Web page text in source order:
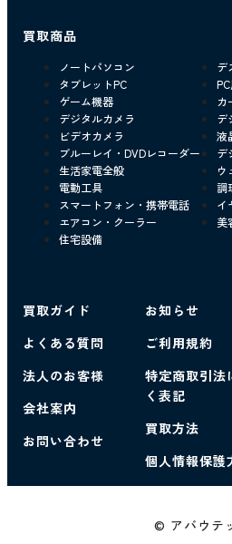
買取商品
ノートパソコン
デ
タブレットPC
ゲーム機器
カ
デジタルカメラ
デ
ビデオカメラ
液
ブルーレイ・DVDレコーダー
デ
生活家電全般
ウ
電動工具
調
スマートフォン・携帯電話
イ
エアコン・クーラー
美
住宅設備
買取ガイド
よくある質問
法人のお客様
会社案内
お問い合わせ
お知らせ
ご利用規約
特定商取引法
く表記
買取方法
個人情報保護
© アバウテ